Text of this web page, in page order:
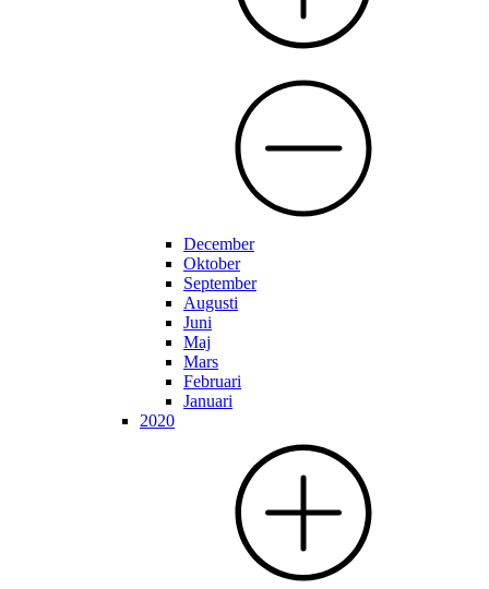
December
Oktober
September
Augusti
Juni
Maj
Mars
Februari
Januari
2020